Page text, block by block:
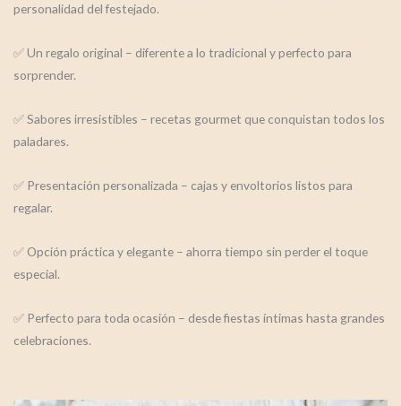
personalidad del festejado.
✅ Un regalo original – diferente a lo tradicional y perfecto para
sorprender.
✅ Sabores irresistibles – recetas gourmet que conquistan todos los
paladares.
✅ Presentación personalizada – cajas y envoltorios listos para
regalar.
✅ Opción práctica y elegante – ahorra tiempo sin perder el toque
especial.
✅ Perfecto para toda ocasión – desde fiestas íntimas hasta grandes
celebraciones.